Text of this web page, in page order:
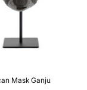
Mask Ganju